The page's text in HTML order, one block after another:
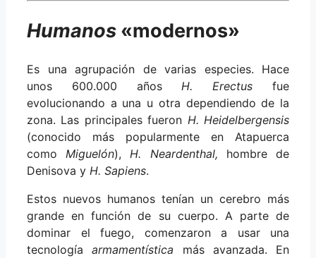
Humanos «modernos»
Es una agrupación de varias especies. Hace
unos 600.000 añosH. Erectus fue
evolucionando a una u otra dependiendo de la
zona. Las principales fueron H. Heidelbergensis
(conocido más popularmente en Atapuerca
comoMiguelón),H. Neardenthal, hombre de
Denisova y H. Sapiens.
Estos nuevos humanos tenían un cerebro más
grande en función de su cuerpo. A parte de
dominar el fuego, comenzaron a usar una
tecnología armamentística más avanzada. En